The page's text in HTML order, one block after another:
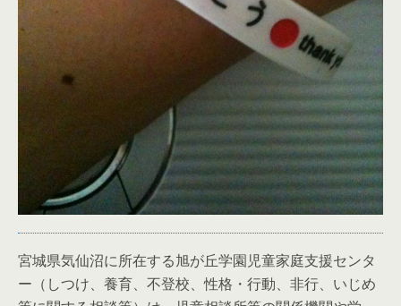
宮城県気仙沼に所在する旭が丘学園児童家庭支援センタ
ー（しつけ、養育、不登校、性格・行動、非行、いじめ